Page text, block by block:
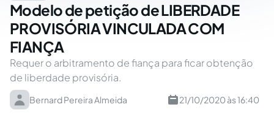
Modelo de petição de LIBERDADE
PROVISÓRIA VINCULADA COM
FIANÇA
Requer o arbitramento de fiança para ficar obtenção
de liberdade provisória.
Bernard Pereira Almeida 21/10/2020 às 16:40